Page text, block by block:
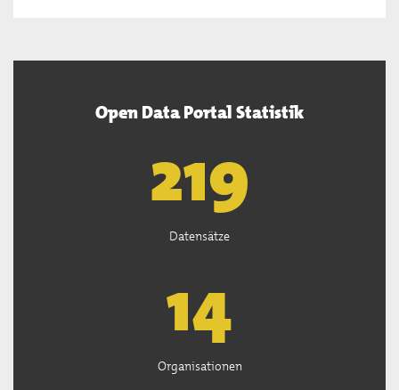
Open Data Portal Statistik
221
Datensätze
15
Organisationen